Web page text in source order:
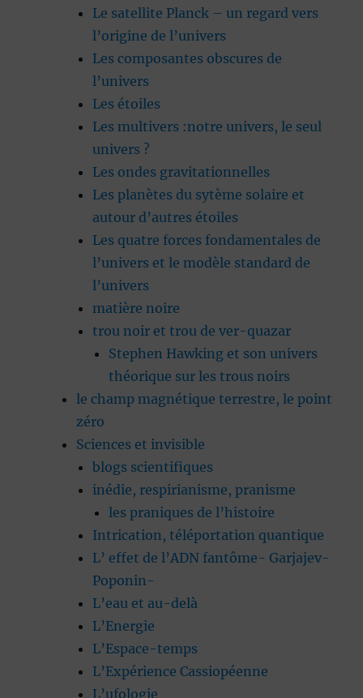
Le satellite Planck – un regard vers
l’origine de l’univers
Les composantes obscures de
l’univers
Les étoiles
Les multivers :notre univers, le seul
univers ?
Les ondes gravitationnelles
Les planètes du sytème solaire et
autour d’autres étoiles
Les quatre forces fondamentales de
l’univers et le modèle standard de
l’univers
matière noire
trou noir et trou de ver-quazar
Stephen Hawking et son univers
théorique sur les trous noirs
le champ magnétique terrestre, le point
zéro
Sciences et invisible
blogs scientifiques
inédie, respirianisme, pranisme
les praniques de l’histoire
Intrication, téléportation quantique
L’ effet de l’ADN fantôme- Garjajev-
Poponin-
L’eau et au-delà
L’Energie
L’Espace-temps
L’Expérience Cassiopéenne
L’ufologie